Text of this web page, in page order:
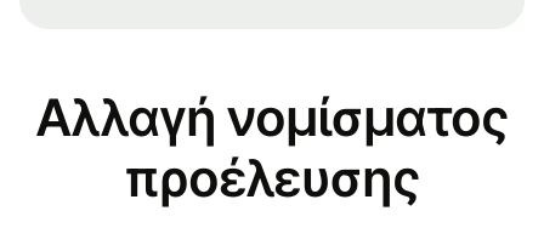
Αλλαγή νομίσματος
προέλευσης